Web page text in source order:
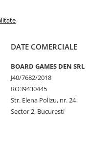
DATE COMERCIALE
BOARD GAMES DEN SRL
J40/7682/2018
RO39430445
Str. Elena Polizu, nr. 24
Sector 2, Bucuresti